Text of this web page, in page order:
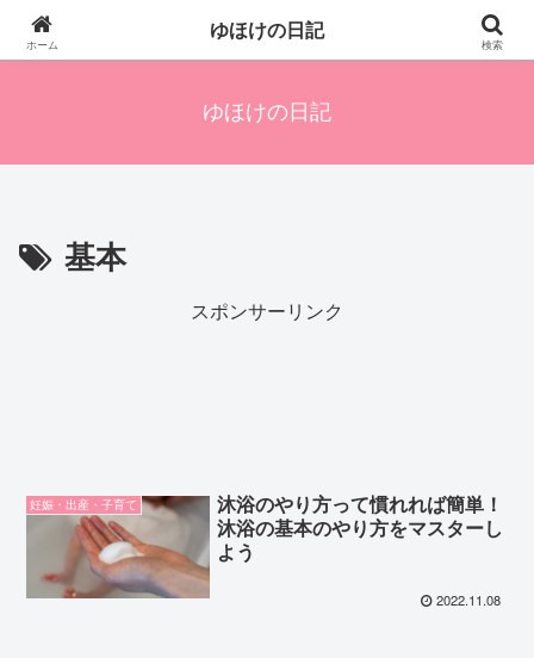
四人の子を持つ母のズボラ生活備忘録です。興味のあることアレやコレ、色々
発信します。
ゆほけの日記
基本
スポンサーリンク
妊娠・出産・子育て
沐浴のやり方って慣れれば簡単！
沐浴の基本のやり方をマスターし
よう
2022.11.08
ホーム
ゆほけの日記
検索